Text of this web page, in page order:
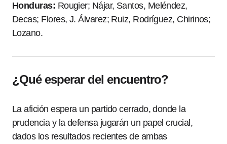
Honduras: Rougier; Nájar, Santos, Meléndez,
Decas; Flores, J. Álvarez; Ruiz, Rodríguez, Chirinos;
Lozano.
¿Qué esperar del encuentro?
La afición espera un partido cerrado, donde la
prudencia y la defensa jugarán un papel crucial,
dados los resultados recientes de ambas